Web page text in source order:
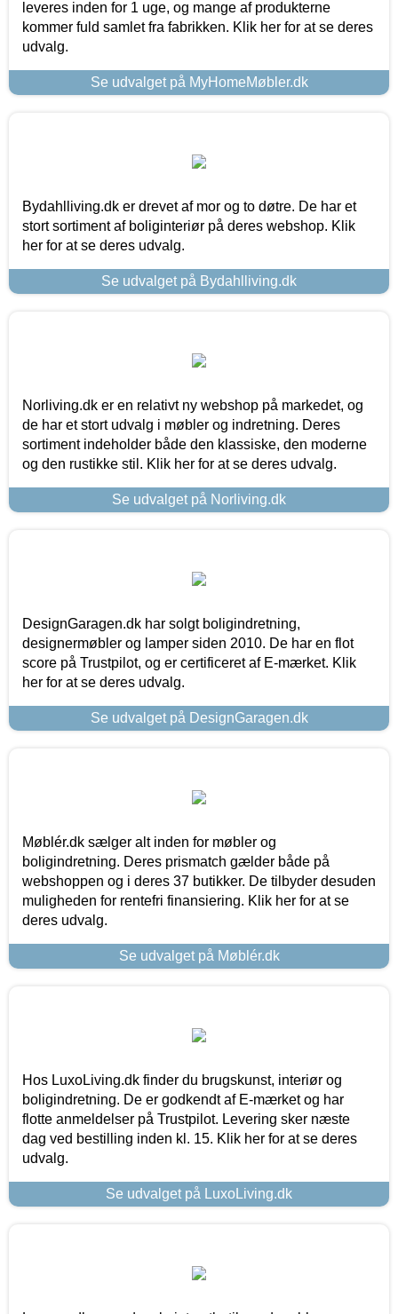
leveres inden for 1 uge, og mange af produkterne
kommer fuld samlet fra fabrikken. Klik her for at se deres
udvalg.
Se udvalget på MyHomeMøbler.dk
Bydahlliving.dk er drevet af mor og to døtre. De har et
stort sortiment af boliginteriør på deres webshop. Klik
her for at se deres udvalg.
Se udvalget på Bydahlliving.dk
Norliving.dk er en relativt ny webshop på markedet, og
de har et stort udvalg i møbler og indretning. Deres
sortiment indeholder både den klassiske, den moderne
og den rustikke stil. Klik her for at se deres udvalg.
Se udvalget på Norliving.dk
DesignGaragen.dk har solgt boligindretning,
designermøbler og lamper siden 2010. De har en flot
score på Trustpilot, og er certificeret af E-mærket. Klik
her for at se deres udvalg.
Se udvalget på DesignGaragen.dk
Møblér.dk sælger alt inden for møbler og
boligindretning. Deres prismatch gælder både på
webshoppen og i deres 37 butikker. De tilbyder desuden
muligheden for rentefri finansiering. Klik her for at se
deres udvalg.
Se udvalget på Møblér.dk
Hos LuxoLiving.dk finder du brugskunst, interiør og
boligindretning. De er godkendt af E-mærket og har
flotte anmeldelser på Trustpilot. Levering sker næste
dag ved bestilling inden kl. 15. Klik her for at se deres
udvalg.
Se udvalget på LuxoLiving.dk